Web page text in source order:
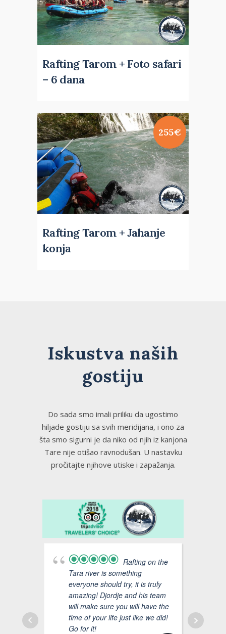
Rafting Tarom + Foto safari
– 6 dana
255€
Rafting Tarom + Jahanje
konja
Iskustva naših
gostiju
Do sada smo imali priliku da ugostimo
hiljade gostiju sa svih meridijana, i ono za
šta smo sigurni je da niko od njih iz kanjona
Tare nije otišao ravnodušan. U nastavku
pročitajte njihove utiske i zapažanja.
Rafting on the
Tara river is something
everyone should try, it is truly
amazing! Djordje and his team
will make sure you will have the
time of your life just like we did!
Go for it!